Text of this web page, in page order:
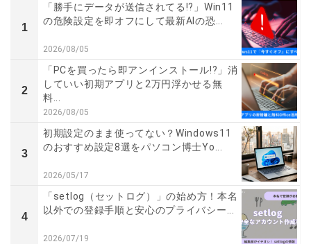
1
「勝手にデータが送信されてる!?」Win11
の危険設定を即オフにして最新AIの恐...
2026/08/05
2
「PCを買ったら即アンインストール!?」消
していい初期アプリと2万円浮かせる無
料...
2026/08/05
3
初期設定のまま使ってない？Windows11
のおすすめ設定8選をパソコン博士Yo...
2026/05/17
4
「setlog（セットログ）」の始め方！本名
以外での登録手順と安心のプライバシー...
2026/07/19